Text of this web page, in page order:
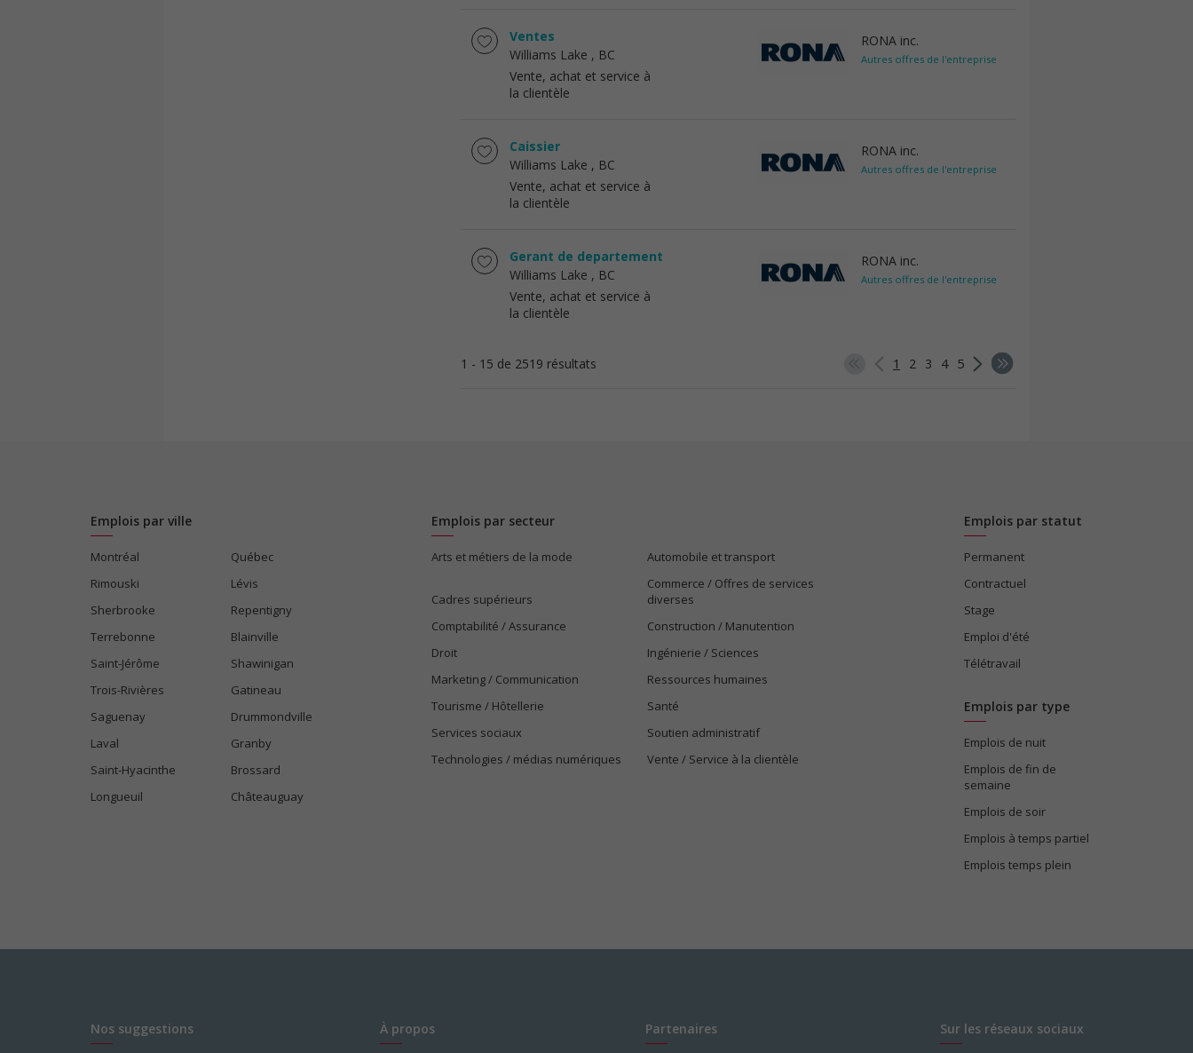
Ventes
Williams Lake , BC
Vente, achat et service à
la clientèle
RONA inc.
Autres offres de l'entreprise
Caissier
Williams Lake , BC
Vente, achat et service à
la clientèle
RONA inc.
Autres offres de l'entreprise
Gerant de departement
Williams Lake , BC
Vente, achat et service à
la clientèle
RONA inc.
Autres offres de l'entreprise
1 - 15 de 2519 résultats 1 2 3 4 5
Emplois par ville
Montréal
Québec
Rimouski
Lévis
Sherbrooke
Repentigny
Terrebonne
Blainville
Saint-Jérôme
Shawinigan
Trois-Rivières
Gatineau
Saguenay
Drummondville
Laval
Granby
Saint-Hyacinthe
Brossard
Longueuil
Châteauguay
Emplois par secteur
Arts et métiers de la mode Automobile et transport
Cadres supérieurs
Commerce / Offres de services
diverses
Comptabilité / Assurance
Construction / Manutention
Droit
Ingénierie / Sciences
Marketing / Communication
Ressources humaines
Tourisme / Hôtellerie
Santé
Services sociaux
Soutien administratif
Technologies / médias numériques
Vente / Service à la clientèle
Emplois par statut
Permanent
Contractuel
Stage
Emploi d'été
Télétravail
Emplois par type
Emplois de nuit
Emplois de fin de
semaine
Emplois de soir
Emplois à temps partiel
Emplois temps plein
Nos suggestions À propos Partenaires Sur les réseaux sociaux